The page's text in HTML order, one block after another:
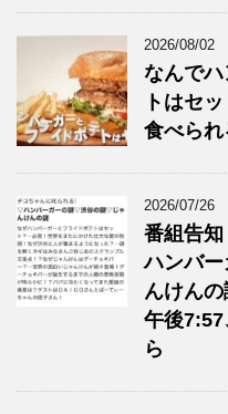
2026/08/02
なんで
トはセ
食べられ
2026/07/26
番組告
ハンバ
んけん
午後
ら